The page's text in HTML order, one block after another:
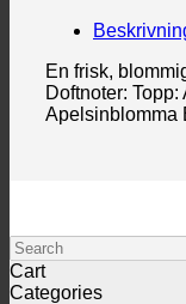
En frisk,
Doftnoter:
Apelsinblomma
Search
Cart
Categories